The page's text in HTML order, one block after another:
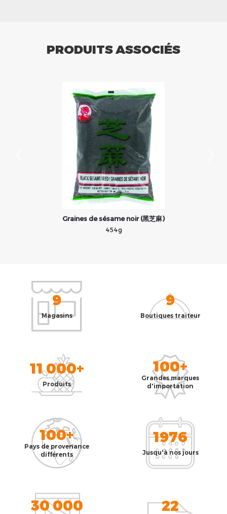
PRODUITS ASSOCIÉS
Graines de sésame noir (黑芝麻)
454g
9
Magasins
9
Boutiques traiteur
11 000+
Produits
100+
Grandes marques
d'importation
100+
Pays de provenance
différents
1976
Jusqu'à nos jours
30 000 22